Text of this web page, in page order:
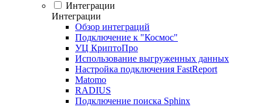
Интеграции
Интеграции
Обзор интеграций
Подключение к "Космос"
УЦ КриптоПро
Использование выгруженных данных
Настройка подключения FastReport
Matomo
RADIUS
Подключение поиска Sphinx